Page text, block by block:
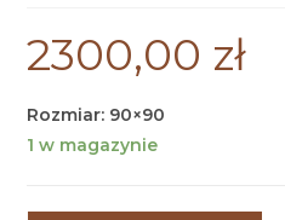
2300,00 zł
Rozmiar: 90×90
1 w magazynie